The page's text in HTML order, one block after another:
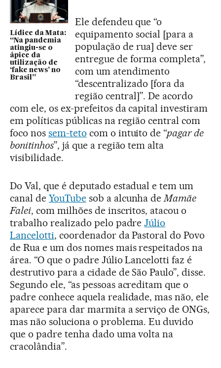
Lídice da Mata:
“Na pandemia
atingiu-se o
ápice da
utilização de
‘fake news’ no
Brasil”
Ele defendeu que “o
equipamento social [para a
população de rua] deve ser
entregue de forma completa”,
com um atendimento
“descentralizado [fora da
região central]”. De acordo
com ele, os ex-prefeitos da capital investiram
em políticas públicas na região central com
foco nos sem-teto com o intuito de “pagar de
bonitinhos”, já que a região tem alta
visibilidade.
Do Val, que é deputado estadual e tem um
canal de YouTubesob a alcunha deMamãe
Falei, com milhões de inscritos, atacou o
trabalho realizado pelo padreJúlio
Lancelotti, coordenador da Pastoral do Povo
de Rua e um dos nomes mais respeitados na
área. “O que o padre Júlio Lancelotti faz é
destrutivo para a cidade de São Paulo”, disse.
Segundo ele, “as pessoas acreditam que o
padre conhece aquela realidade, mas não, ele
aparece para dar marmita a serviço de ONGs,
mas não soluciona o problema. Eu duvido
que o padre tenha dado uma volta na
cracolândia”.